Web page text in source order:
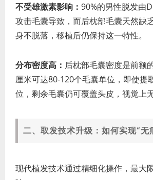
不受雄激素影响： 90%的男性脱发由
攻击毛囊导致，而后枕部毛囊天然缺
身不脱落，移植后仍保持这一特性。
分布密度高： 后枕部毛囊密度是前额
厘米可达80-120个毛囊单位，即使提
位，剩余毛囊仍可覆盖头皮，视觉上
二、取发技术升级：如何实现“无
现代植发技术通过精细化操作，最大